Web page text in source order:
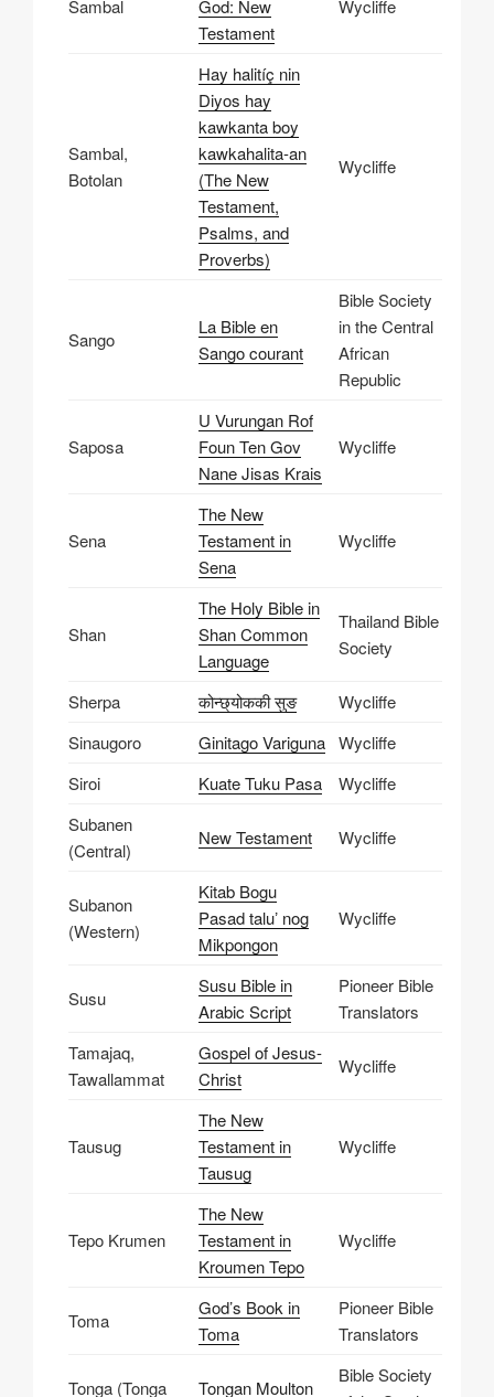
Sambal
God: New
Testament
Wycliffe
Sambal,
Botolan
Hay halitíç nin
Diyos hay
kawkanta boy
kawkahalita-an
(The New
Testament,
Psalms, and
Proverbs)
Wycliffe
Sango
La Bible en
Sango courant
Bible Society
in the Central
African
Republic
Saposa
U Vurungan Rof
Foun Ten Gov
Nane Jisas Krais
Wycliffe
Sena
The New
Testament in
Sena
Wycliffe
Shan
The Holy Bible in
Shan Common
Language
Thailand Bible
Society
Sherpa कोन्छ्‌योककी सुङ
Wycliffe
Sinaugoro
Ginitago Variguna Wycliffe
Siroi
Kuate Tuku Pasa
Wycliffe
Subanen
(Central)
New Testament Wycliffe
Subanon
(Western)
Kitab Bogu
Pasad taluʼ nog
Mikpongon
Wycliffe
Susu
Susu Bible in
Arabic Script
Pioneer Bible
Translators
Tamajaq,
Tawallammat
Gospel of Jesus-
Christ
Wycliffe
Tausug
The New
Testament in
Tausug
Wycliffe
Tepo Krumen
The New
Testament in
Kroumen Tepo
Wycliffe
Toma
God’s Book in
Toma
Pioneer Bible
Translators
Tonga (Tonga Tongan Moulton
Bible Society